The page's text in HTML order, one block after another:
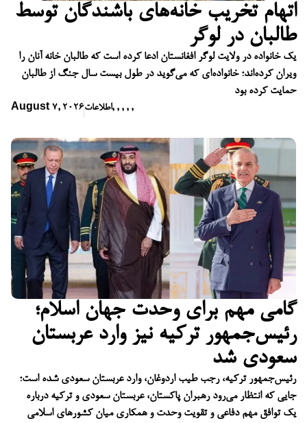
اتهام تخریب خانه‌های باشندگان توسط
طالبان در لوگر
یک خانواده در ولایت لوگر افغانستان ادعا کرده است که طالبان خانه آنان را
ویران کرده‌اند؛ خانواده‌ای که می‌گوید در طول بیست سال جنگ از طالبان
حمایت کرده بود
August 7, 2026اطلاعات, , , , ,
گامی مهم برای وحدت جهان اسلام؛
رئیس‌جمهور ترکیه نیز وارد عربستان
سعودی شد
رئیس‌جمهور ترکیه، رجب طیب اردوغان، وارد عربستان سعودی شده است؛
جایی که انتظار می‌رود رهبران پاکستان، عربستان سعودی و ترکیه درباره
یک توافق مهم دفاعی و تقویت وحدت و همکاری میان کشورهای اسلامی